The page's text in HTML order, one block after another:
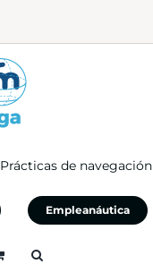
Prácticas de navegación
Empleanáutica